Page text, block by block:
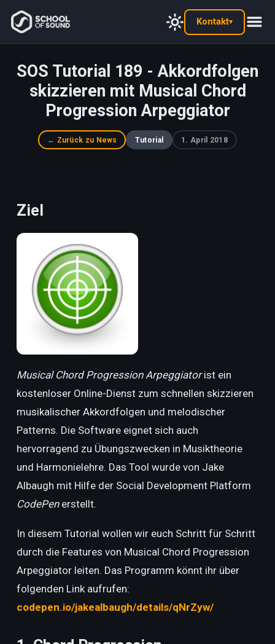
Kontakt▾
SOS Tutorial 189 - Akkordfolgen
skizzieren mit Musical Chord
Progression Arpeggiator
← Zurück zu News Tutorial 1. April 2018
Ziel
Musical Chord Progression Arpeggiatorist ein
kostenloser Online-Dienst zum schnellen skizzieren
musikalischer Akkordfolgen und melodischer
Patterns. Die Software eignet sich auch
hervorragend zu Übungszwecken in Musiktheorie
und Harmonielehre. Das Tool wurde von Jake
Albaugh mit Hilfe der Social Development Platform
CodePenerstellt.
In diesem Tutorial wollen wir euch Schritt für Schritt
durch die Features von Musical Chord Progression
Arpeggiator leiten. Das Programm könnt ihr über
folgenden Link aufrufen:
codepen.io/jakealbaugh/details/qNrZyw/